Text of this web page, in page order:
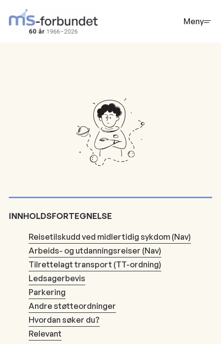
hovedinnhold
Meny
INNHOLDSFORTEGNELSE
Reisetilskudd ved midlertidig sykdom (Nav)
Arbeids- og utdanningsreiser (Nav)
Tilrettelagt transport (TT-ordning)
Ledsagerbevis
Parkering
Andre støtteordninger
Hvordan søker du?
Relevant